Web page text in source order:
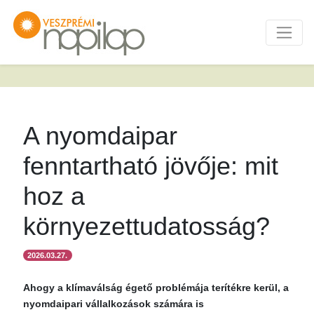
A nyomdaipar
fenntartható jövője: mit
hoz a
környezettudatosság?
2026.03.27.
Ahogy a klímaválság égető problémája terítékre kerül, a
nyomdaipari vállalkozások számára is